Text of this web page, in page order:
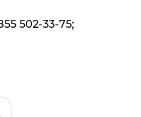
502-33-75;